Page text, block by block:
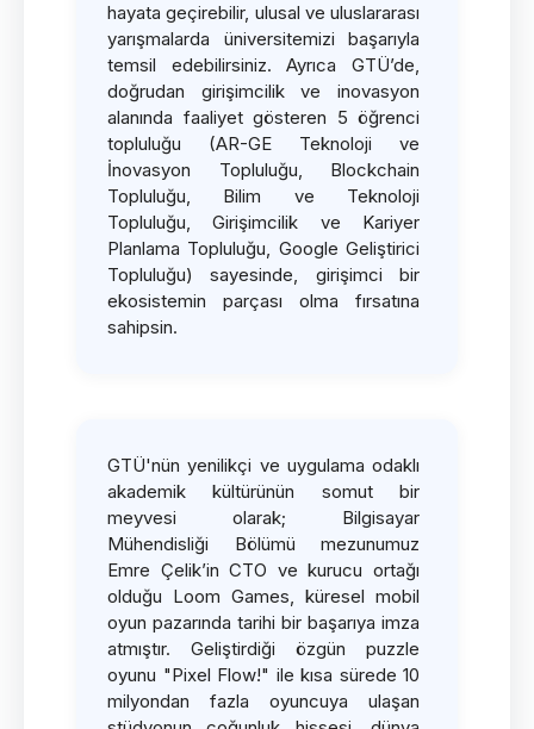
hayata geçirebilir, ulusal ve uluslararası
yarışmalarda üniversitemizi başarıyla
temsil edebilirsiniz. Ayrıca GTÜ’de,
doğrudan girişimcilik ve inovasyon
alanında faaliyet gösteren 5 öğrenci
topluluğu (AR-GE Teknoloji ve
İnovasyon Topluluğu, Blockchain
Topluluğu, Bilim ve Teknoloji
Topluluğu, Girişimcilik ve Kariyer
Planlama Topluluğu, Google Geliştirici
Topluluğu) sayesinde, girişimci bir
ekosistemin parçası olma fırsatına
sahipsin.
GTÜ'nün yenilikçi ve uygulama odaklı
akademik kültürünün somut bir
meyvesi olarak; Bilgisayar
Mühendisliği Bölümü mezunumuz
Emre Çelik’in CTO ve kurucu ortağı
olduğu Loom Games, küresel mobil
oyun pazarında tarihi bir başarıya imza
atmıştır. Geliştirdiği özgün puzzle
oyunu "Pixel Flow!" ile kısa sürede 10
milyondan fazla oyuncuya ulaşan